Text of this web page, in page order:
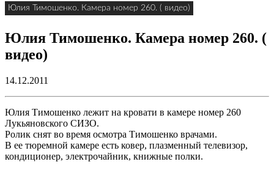
Юлия Тимошенко. Камера номер 260. ( видео)
Юлия Тимошенко. Камера номер 260. (
видео)
14.12.2011
Юлия Тимошенко лежит на кровати в камере номер 260
Лукьяновского СИЗО.
Ролик снят во время осмотра Тимошенко врачами.
В ее тюремной камере есть ковер, плазменный телевизор,
кондиционер, электрочайник, книжные полки.